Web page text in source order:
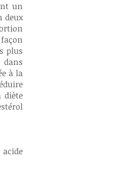
un
deux
plus
dans
à la
diète